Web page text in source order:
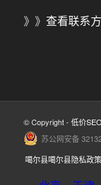
》》 查看联系
© Copyright - 低价
苏公网安备
噶尔县噶尔县隐私政策